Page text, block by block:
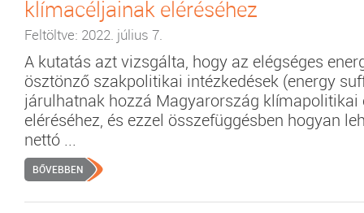
klímacéljainak eléréséhez
Feltöltve: 2022. július 7.
A kutatás azt vizsgálta, hogy az elégséges
ösztönző szakpolitikai intézkedések (energy
járulhatnak hozzá Magyarország klímapolitikai
eléréséhez, és ezzel összefüggésben hogyan
nettó ...
BŐVEBBEN